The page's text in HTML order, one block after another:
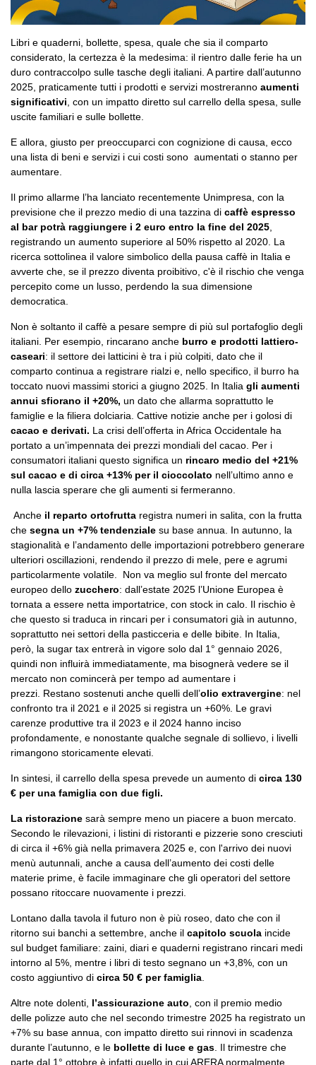
Libri e quaderni, bollette, spesa, quale che sia il comparto
considerato, la certezza è la medesima: il rientro dalle ferie ha un
duro contraccolpo sulle tasche degli italiani. A partire dall’autunno
2025, praticamente tutti i prodotti e servizi mostreranno aumenti
significativi , con un impatto diretto sul carrello della spesa, sulle
uscite familiari e sulle bollette.
E allora, giusto per preoccuparci con cognizione di causa, ecco
una lista di beni e servizi i cui costi sono aumentati o stanno per
aumentare.
Il primo allarme l’ha lanciato recentemente Unimpresa, con la
previsione che il prezzo medio di una tazzina di caffè espresso
al bar potrà raggiungere i 2 euro entro la fine del 2025
registrando un aumento superiore al 50% rispetto al 2020. La
ricerca sottolinea il valore simbolico della pausa caffè in Italia e
avverte che, se il prezzo diventa proibitivo, c'è il rischio che venga
percepito come un lusso, perdendo la sua dimensione
democratica.
Non è soltanto il caffè a pesare sempre di più sul portafoglio degli
italiani. Per esempio, rincarano anche burro e prodotti lattiero-
caseari: il settore dei latticini è tra i più colpiti, dato che il
comparto continua a registrare rialzi e, nello specifico, il burro ha
toccato nuovi massimi storici a giugno 2025. In Italia gli aumenti
annui sfiorano il +20%, un dato che allarma soprattutto le
famiglie e la filiera dolciaria. Cattive notizie anche per i golosi di
cacao e derivati. La crisi dell’offerta in Africa Occidentale ha
portato a un’impennata dei prezzi mondiali del cacao. Per i
consumatori italiani questo significa un rincaro medio del +21%
sul cacao e di circa +13% per il cioccolato nell’ultimo anno e
nulla lascia sperare che gli aumenti si fermeranno.
Anche il reparto ortofrutta registra numeri in salita, con la frutta
che segna un +7% tendenziale su base annua. In autunno, la
stagionalità e l’andamento delle importazioni potrebbero generare
ulteriori oscillazioni, rendendo il prezzo di mele, pere e agrumi
particolarmente volatile. Non va meglio sul fronte del mercato
europeo dello zucchero: dall’estate 2025 l’Unione Europea è
tornata a essere netta importatrice, con stock in calo. Il rischio è
che questo si traduca in rincari per i consumatori già in autunno,
soprattutto nei settori della pasticceria e delle bibite. In Italia,
però, la sugar tax entrerà in vigore solo dal 1° gennaio 2026,
quindi non influirà immediatamente, ma bisognerà vedere se il
mercato non comincerà per tempo ad aumentare i
prezzi. Restano sostenuti anche quelli dell’olio extravergine: nel
confronto tra il 2021 e il 2025 si registra un +60%. Le gravi
carenze produttive tra il 2023 e il 2024 hanno inciso
profondamente, e nonostante qualche segnale di sollievo, i livelli
rimangono storicamente elevati.
In sintesi, il carrello della spesa prevede un aumento di circa 130
€ per una famiglia con due figli.
La ristorazione sarà sempre meno un piacere a buon mercato.
Secondo le rilevazioni, i listini di ristoranti e pizzerie sono cresciuti
di circa il +6% già nella primavera 2025 e, con l'arrivo dei nuovi
menù autunnali, anche a causa dell’aumento dei costi delle
materie prime, è facile immaginare che gli operatori del settore
possano ritoccare nuovamente i prezzi.
Lontano dalla tavola il futuro non è più roseo, dato che con il
ritorno sui banchi a settembre, anche il capitolo scuola incide
sul budget familiare: zaini, diari e quaderni registrano rincari medi
intorno al 5%, mentre i libri di testo segnano un +3,8%, con un
costo aggiuntivo di circa 50 € per famiglia
Altre note dolenti, l’assicurazione auto , con il premio medio
delle polizze auto che nel secondo trimestre 2025 ha registrato un
+7% su base annua, con impatto diretto sui rinnovi in scadenza
durante l’autunno, e le bollette di luce e gas . Il trimestre che
parte dal 1° ottobre è infatti quello in cui ARERA normalmente